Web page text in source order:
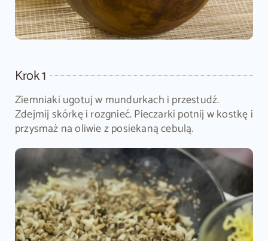
Krok 1
Ziemniaki ugotuj w mundurkach i przestudź.
Zdejmij skórkę i rozgnieć. Pieczarki potnij w kostkę i
przysmaż na oliwie z posiekaną cebulą.